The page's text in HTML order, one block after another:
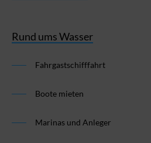
Rund ums Wasser
Fahrgastschifffahrt
Boote mieten
Marinas und Anleger